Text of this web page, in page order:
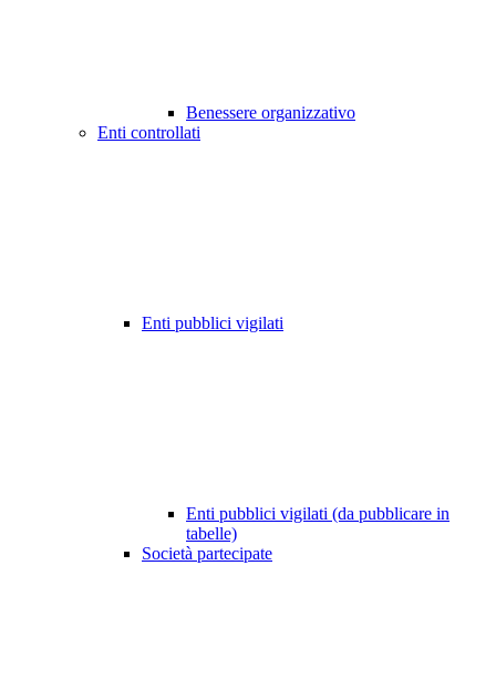
Benessere organizzativo
Enti controllati
Enti pubblici vigilati
Enti pubblici vigilati (da pubblicare in
tabelle)
Società partecipate